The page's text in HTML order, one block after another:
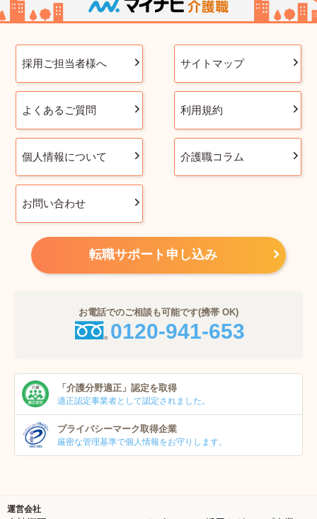
採用ご担当者様へ サイトマップ
よくあるご質問 利用規約
個人情報について 介護職コラム
お問い合わせ
転職サポート申し込み
お電話でのご相談も可能です(携帯 OK)
0120-941-653
「介護分野適正」 認定を取得
適正認定事業者として認定されました。
プライバシーマーク取得企業
厳密な管理基準で個人情報をお守りします。
運営会社